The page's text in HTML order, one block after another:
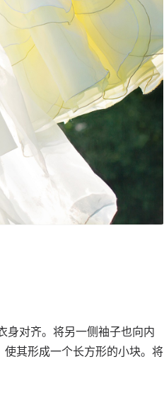
身对齐。将另一侧袖子也向内
其形成一个长方形的小块。将